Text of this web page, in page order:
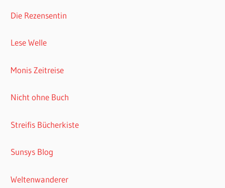
Die Rezensentin
Lese Welle
Monis Zeitreise
Nicht ohne Buch
Streifis Bücherkiste
Sunsys Blog
Weltenwanderer